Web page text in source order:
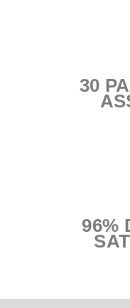
30
96%